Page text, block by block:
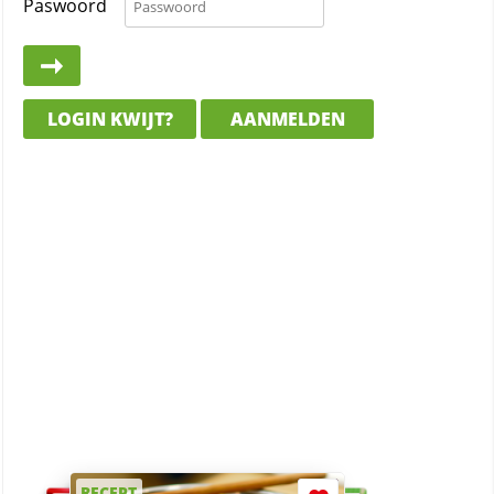
Paswoord
LOGIN KWIJT? AANMELDEN